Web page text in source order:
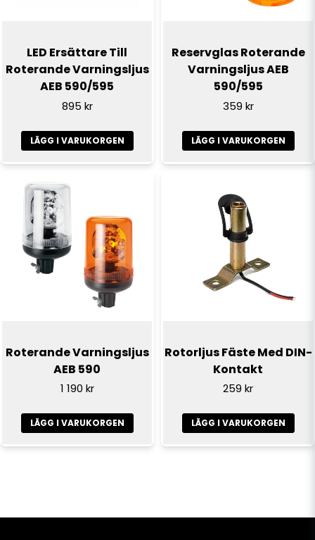
LED Ersättare Till
Roterande Varningsljus
AEB 590/595
895 kr
LÄGG I VARUKORGEN
Reservglas Roterande
Varningsljus AEB
590/595
359 kr
LÄGG I VARUKORGEN
Roterande Varningsljus
AEB 590
1 190 kr
LÄGG I VARUKORGEN
Rotorljus Fäste Med DIN-
Kontakt
259 kr
LÄGG I VARUKORGEN